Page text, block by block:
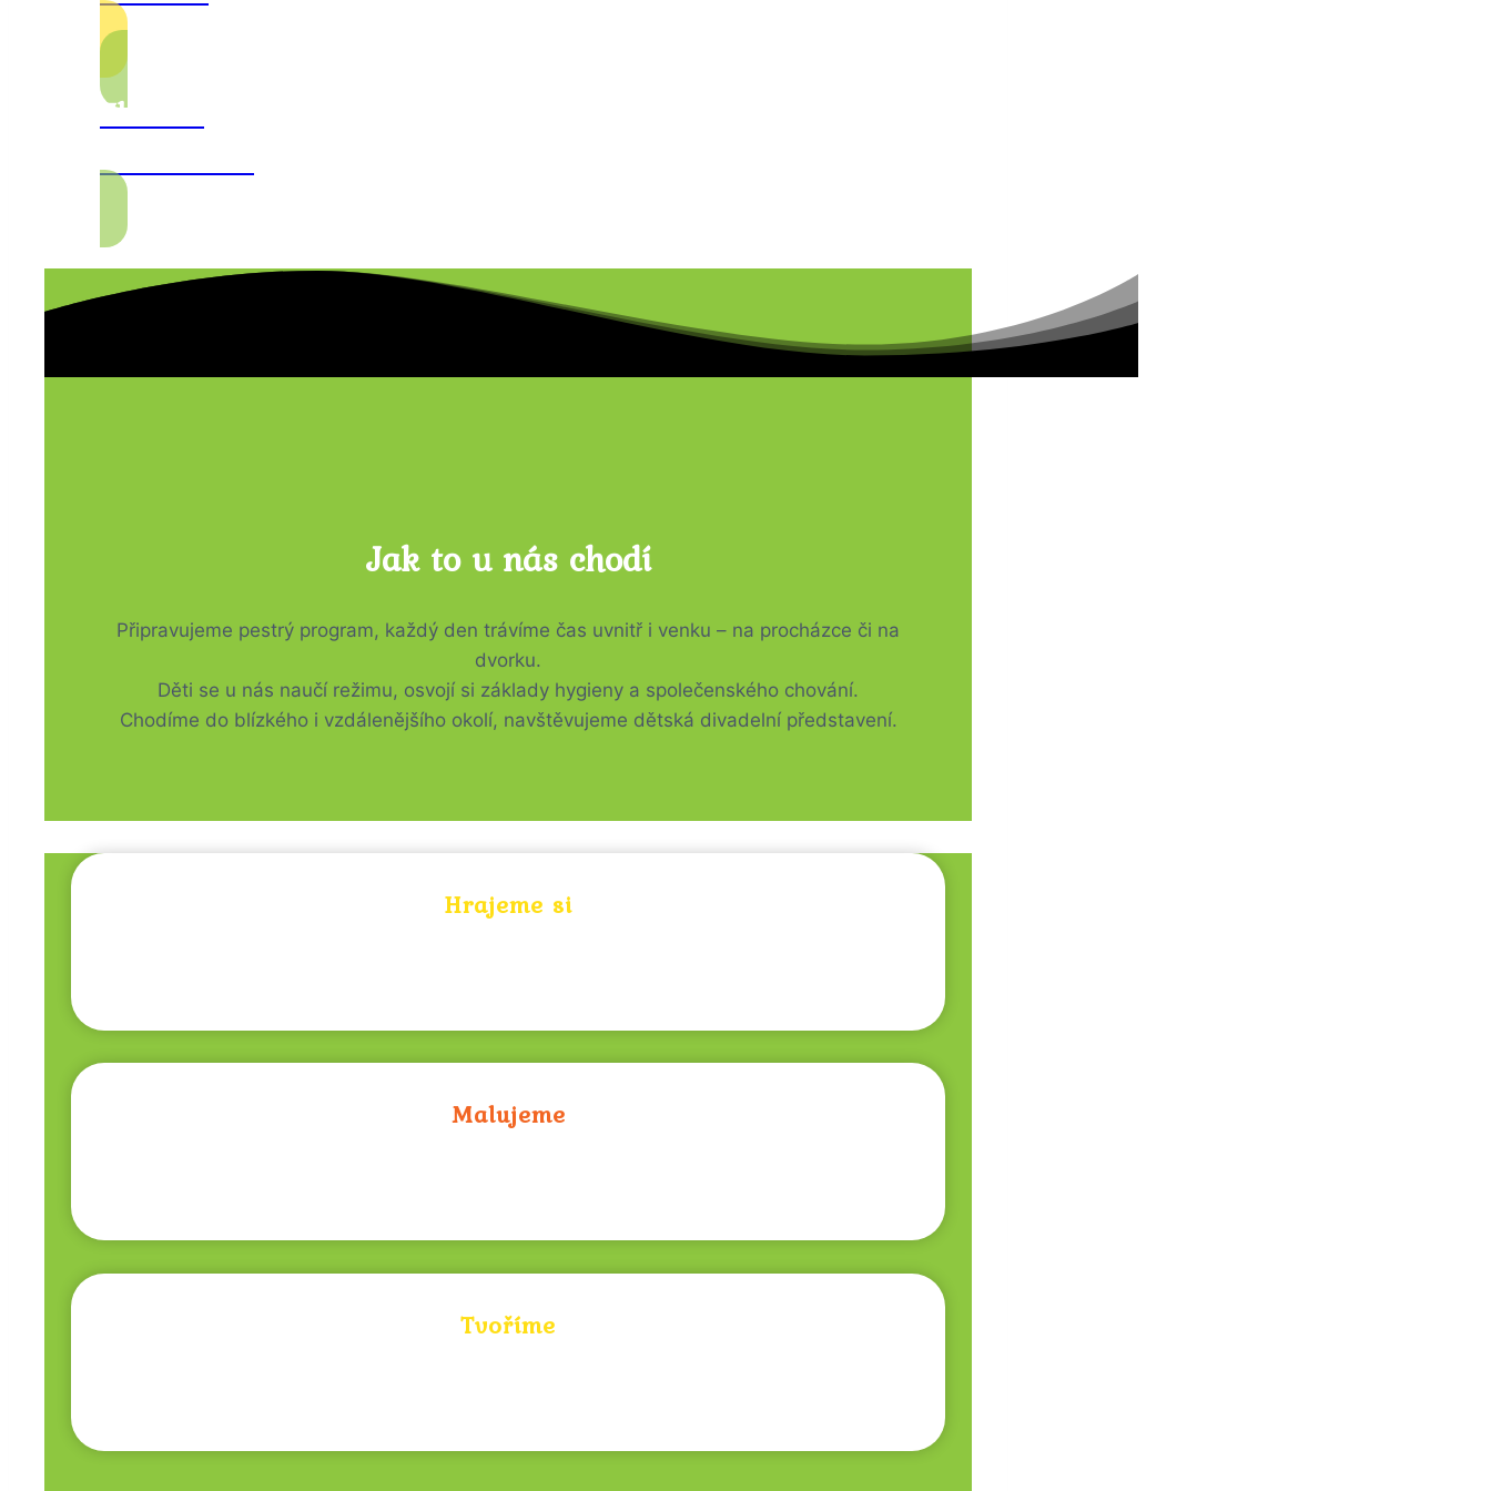
Zkušený
PERSONÁL
Jak to u nás chodí
Připravujeme pestrý program, každý den trávíme čas uvnitř i venku – na procházce či na
dvorku.
Děti se u nás naučí režimu, osvojí si základy hygieny a společenského chování.
Chodíme do blízkého i vzdálenějšího okolí, navštěvujeme dětská divadelní představení.
Hrajeme si
Malujeme
Tvoříme